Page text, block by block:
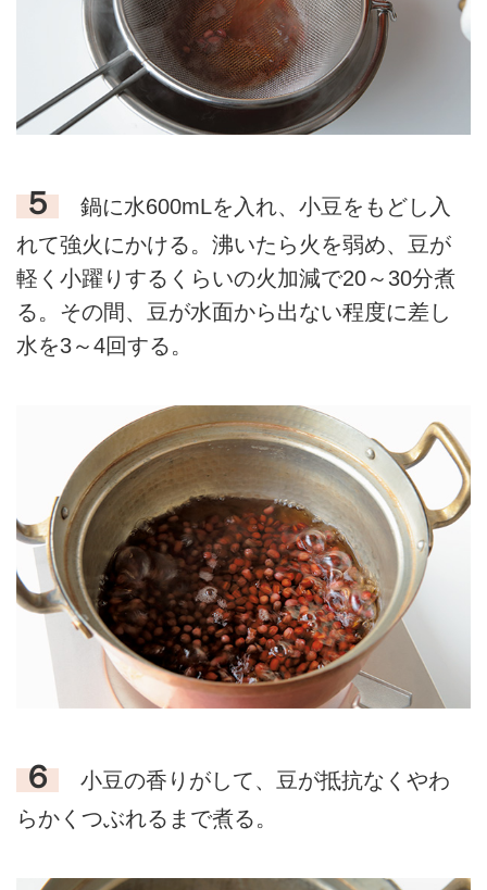
５
鍋に水600mLを入れ、小豆をもどし入
れて強火にかける。沸いたら火を弱め、豆が
軽く小躍りするくらいの火加減で20～30分煮
る。その間、豆が水面から出ない程度に差し
水を3～4回する。
６
小豆の香りがして、豆が抵抗なくやわ
らかくつぶれるまで煮る。